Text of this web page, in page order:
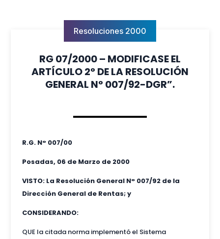
Resoluciones 2000
RG 07/2000 – MODIFICASE EL
ARTÍCULO 2° DE LA RESOLUCIÓN
GENERAL N° 007/92-DGR”.
R.G. N° 007/00
Posadas, 06 de Marzo de 2000
VISTO: La Resolución General N° 007/92 de la
Dirección General de Rentas; y
CONSIDERANDO:
QUE la citada norma implementó el Sistema